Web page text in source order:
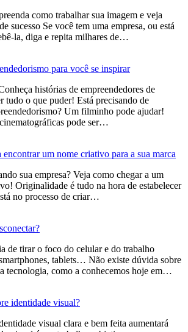
como trabalhar sua imagem e veja
sucesso Se você tem uma empresa, ou está
la, diga e repita milhares de…
para você se inspirar
histórias de empreendedores de
tudo o que puder! Está precisando de
Um filminho pode ajudar!
pode ser…
encontrar um nome criativo para a sua marca
sua empresa? Veja como chegar a um
Originalidade é tudo na hora de estabelecer
no processo de criar…
de tirar o foco do celular e do trabalho
tablets… Não existe dúvida sobre
tecnologia, como a conhecemos hoje em…
identidade visual?
visual clara e bem feita aumentará